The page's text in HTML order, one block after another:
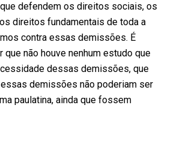
defendem os direitos sociais, os
direitos fundamentais de toda a
contra essas demissões. É
não houve nenhum estudo que
dessas demissões, que
demissões não poderiam ser
paulatina, ainda que fossem